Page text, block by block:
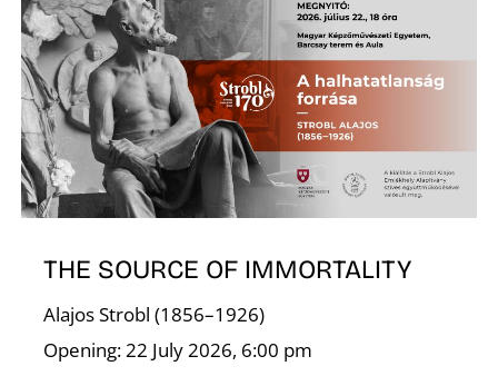
THE SOURCE OF IMMORTALITY
Alajos Strobl (1856–1926)
Opening: 22 July 2026, 6:00 pm